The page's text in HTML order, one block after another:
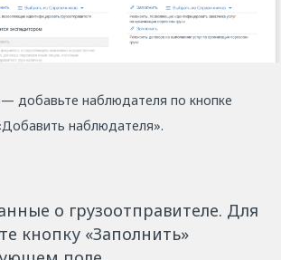
добавьте наблюдателя по кнопке
наблюдателя».
о грузоотправителе. Для
кнопку «Заполнить»